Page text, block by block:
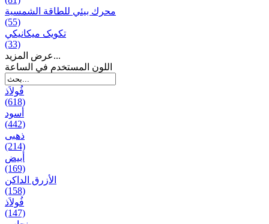
محرك بيئي للطاقة الشمسية
(55)
تکویک ميكانيكي
(33)
عرض المزيد...
اللون المستخدم في الساعة
فُولاَذ
(618)
أسود
(442)
ذهبی
(214)
أبيض
(169)
الأزرق الداكن
(158)
فُولاَذ
(147)